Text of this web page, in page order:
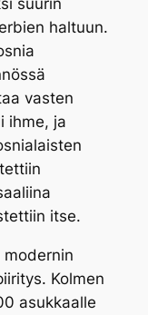
suurin
haltuun.
vasten
ihme, ja
itse.
modernin
Kolmen
asukkaalle